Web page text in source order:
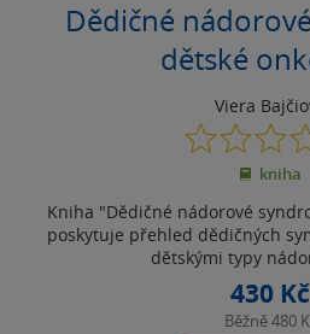
Dědičné
dětské
Viera
0.0
z
5
kniha
Kniha "Dědičné nádorové
poskytuje přehled dědičných
dětskými typy
430 Kč
Běžně480